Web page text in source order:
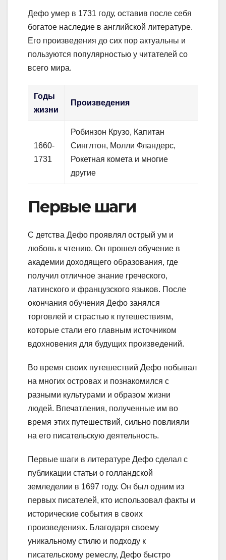
Дефо умер в 1731 году, оставив после себя
богатое наследие в английской литературе.
Его произведения до сих пор актуальны и
пользуются популярностью у читателей со
всего мира.
Годы
жизни
Произведения
1660-
1731
Робинзон Крузо, Капитан
Синглтон, Молли Фландерс,
Рокетная комета и многие
другие
Первые шаги
С детства Дефо проявлял острый ум и
любовь к чтению. Он прошел обучение в
академии доходящего образования, где
получил отличное знание греческого,
латинского и французского языков. После
окончания обучения Дефо занялся
торговлей и страстью к путешествиям,
которые стали его главным источником
вдохновения для будущих произведений.
Во время своих путешествий Дефо побывал
на многих островах и познакомился с
разными культурами и образом жизни
людей. Впечатления, полученные им во
время этих путешествий, сильно повлияли
на его писательскую деятельность.
Первые шаги в литературе Дефо сделал с
публикации статьи о голландской
земледелии в 1697 году. Он был одним из
первых писателей, кто использовал факты и
исторические события в своих
произведениях. Благодаря своему
уникальному стилю и подходу к
писательскому ремеслу, Дефо быстро